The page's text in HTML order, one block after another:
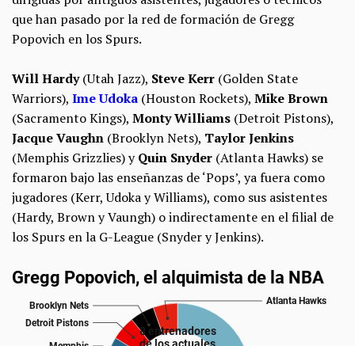
que han pasado por la red de formación de Gregg
Popovich en los Spurs.
Will Hardy(Utah Jazz), Steve Kerr (Golden State
Warriors), Ime Udoka (Houston Rockets), Mike Brown
(Sacramento Kings), Monty Williams (Detroit Pistons),
Jacque Vaughn (Brooklyn Nets), Taylor Jenkins
(Memphis Grizzlies) yQuin Snyder (Atlanta Hawks) se
formaron bajo las enseñanzas de ‘Pops’, ya fuera como
jugadores (Kerr, Udoka y Williams), como sus asistentes
(Hardy, Brown y Vaungh) o indirectamente en el filial de
los Spurs en la G-League (Snyder y Jenkins).